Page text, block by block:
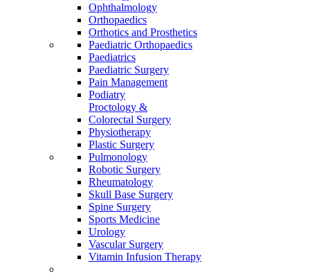
Ophthalmology
Orthopaedics
Orthotics and Prosthetics
Paediatric Orthopaedics
Paediatrics
Paediatric Surgery
Pain Management
Podiatry
Proctology &
Colorectal Surgery
Physiotherapy
Plastic Surgery
Pulmonology
Robotic Surgery
Rheumatology
Skull Base Surgery
Spine Surgery
Sports Medicine
Urology
Vascular Surgery
Vitamin Infusion Therapy